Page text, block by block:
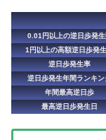
0.01円以上の逆日歩発生
1円以上の高額逆日歩発
逆日歩発生率
逆日歩発生年間ランキン
年間最高逆日歩
最高逆日歩発生日